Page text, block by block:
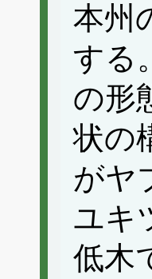
本州
する
の形
状の
がヤ
ユキ
低木